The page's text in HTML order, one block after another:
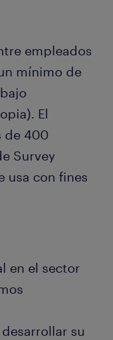
empleados
mínimo de
El
de 400
Survey
usa con fines
en el sector
su